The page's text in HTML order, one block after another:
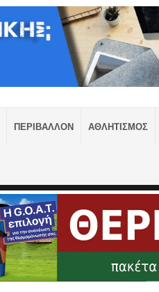
ΠΕΡΙΒΑΛΛΟΝ ΑΘΛΗΤΙΣΜΟΣ